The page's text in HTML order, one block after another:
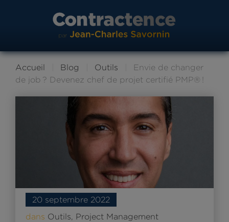
Accueil Blog Outils
Envie de changer
de job ? Devenez chef de projet certifié PMP® !
20 septembre 2022
dans Outils, Project Management